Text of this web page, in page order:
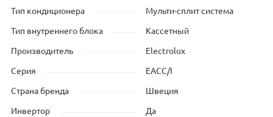
Тип кондиционера Мульти-сплит система
Тип внутреннего блока Кассетный
Производитель Electrolux
Серия EACC/I
Страна бренда Швеция
Инвертор Да